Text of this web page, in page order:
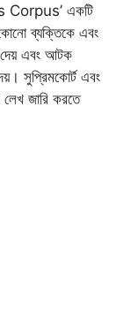
Corpus’ একটি
ব্যক্তিকে এবং
দেয় এবং আটক
সুপ্রিমকোর্ট এবং
জারি করতে